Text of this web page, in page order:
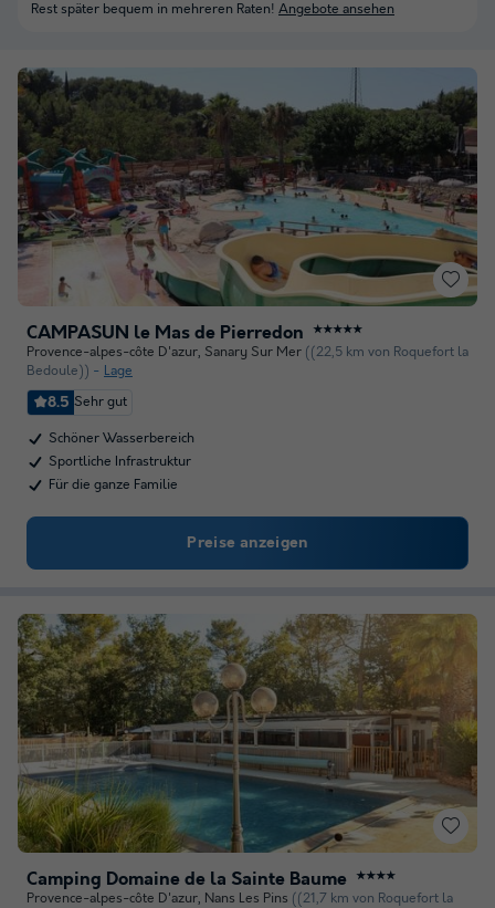
CAMPASUN le Mas de Pierredon ★★★★★
Provence-alpes-côte D'azur, Sanary Sur Mer ((22,5 km von Roquefort la
Bedoule))
Lage
8.5 Sehr gut
Schöner Wasserbereich
Sportliche Infrastruktur
Für die ganze Familie
Preise anzeigen
Camping Domaine de la Sainte Baume ★★★★
Provence-alpes-côte D'azur, Nans Les Pins ((21,7 km von Roquefort la
Rest später bequem in mehreren Raten! Angebote ansehen